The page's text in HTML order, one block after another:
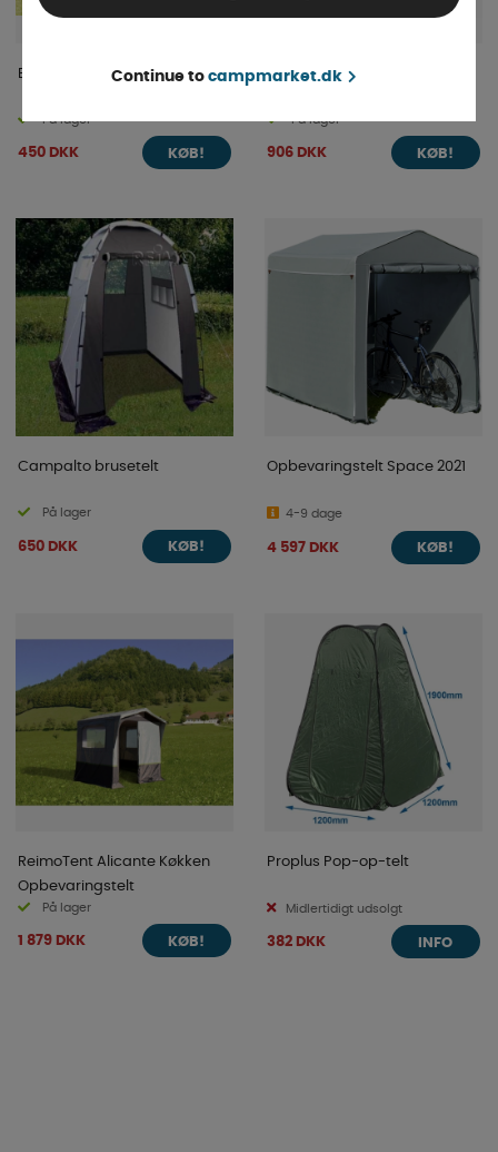
Badetelt Malta
På lager
450 DKK KØB!
Cykelopbevaring XL
På lager
906 DKK KØB!
Campalto brusetelt
På lager
650 DKK KØB!
Opbevaringstelt Space 2021
4-9 dage
4 597 DKK KØB!
ReimoTent Alicante Køkken
Opbevaringstelt
På lager
1 879 DKK KØB!
Proplus Pop-op-telt
Midlertidigt udsolgt
382 DKK INFO
Continue to campmarket.dk